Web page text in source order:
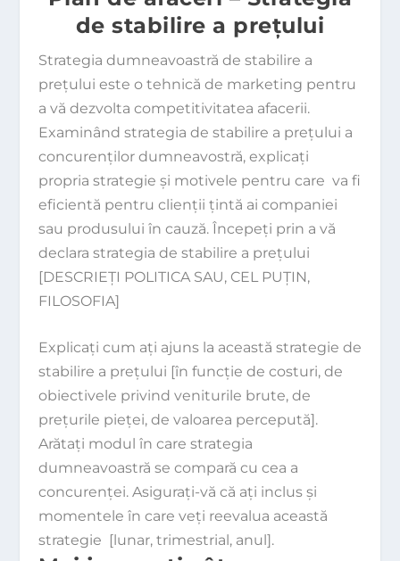
de stabilire a preţului
Strategia dumneavoastră de stabilire a
preţului este o tehnică de marketing pentru
a vă dezvolta competitivitatea afacerii.
Examinând strategia de stabilire a preţului a
concurenţilor dumneavostră, explicaţi
propria strategie şi motivele pentru care va fi
eficientă pentru clienţii ţintă ai companiei
sau produsului în cauză. Începeţi prin a vă
declara strategia de stabilire a preţului
[DESCRIEŢI POLITICA SAU, CEL PUŢIN,
FILOSOFIA]
Explicaţi cum aţi ajuns la această strategie de
stabilire a preţului [în funcţie de costuri, de
obiectivele privind veniturile brute, de
preţurile pieţei, de valoarea percepută].
Arătaţi modul în care strategia
dumneavoastră se compară cu cea a
concurenţei. Asiguraţi-vă că aţi inclus şi
momentele în care veţi reevalua această
strategie [lunar, trimestrial, anul].